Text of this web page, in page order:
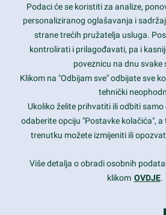
Contact Info
1600 Amphitheatre Parkway, Mountain
prothemes.net@gmail.com
Daily: 9:00 am - 6:00 pm
Sunday: Closed
Copyright 2017FRESHFACE© All Rights
Podaci će se koristiti za analize,
personaliziranog oglašavanja i
strane trećih pružatelja usluga.
kontrolirati i prilagođavati, pa i
poveznicu na dnu svake
Klikom na "Odbijam sve" odbijate sve
tehnički
Ukoliko želite prihvatiti ili odbiti
odaberite opciju "Postavke kolačića",
trenutku možete izmijeniti ili
Više detalja o obradi osobnih
klikom OVDJE.